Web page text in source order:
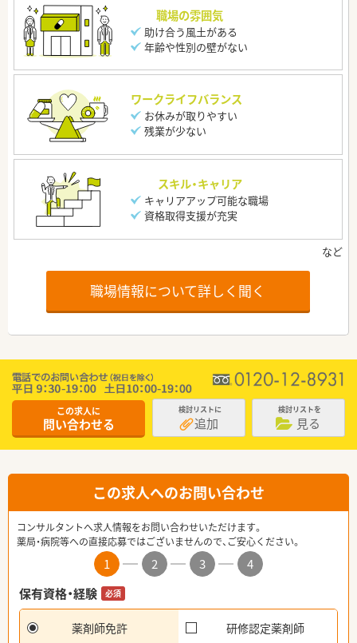
職場の雰囲気
助け合う風土がある
年齢や性別の壁がない
ワークライフバランス
お休みが取りやすい
残業が少ない
スキル・キャリア
キャリアアップ可能な職場
資格取得支援が充実
職場情報について詳しく聞く
この求人に
問い合わせる
検討リストに
追加
検討リストを
見る
この求人へのお問い合わせ
コンサルタントへ求人情報をお問い合わせいただけます。
薬局・病院等への直接応募ではございませんので、ご安心ください。
1 2 3
4
保有資格・経験
必須
薬剤師免許 研修認定薬剤師